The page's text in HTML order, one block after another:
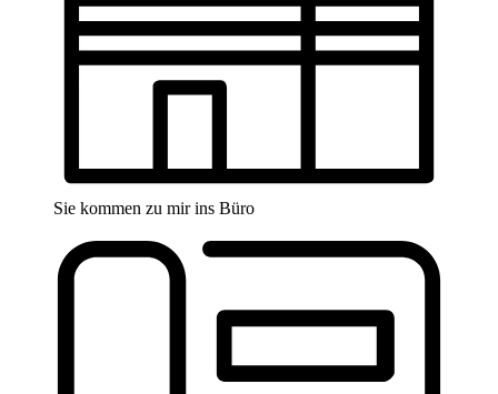
Sie kommen zu mir ins Büro